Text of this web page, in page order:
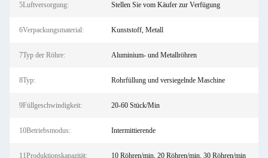
5Luftversorgung: Stellen Sie vom Käufer zur Verfügung
6Verpackungsmaterial: Kunststoff, Metall
7Typ der Röhre: Aluminium- und Metallröhren
8Typ: Rohrfüllung und versiegelnde Maschine
9Füllgeschwindigkeit: 20-60 Stück/Min
10Betriebsmodus: Intermittierende
11Produktionskapazität: 10 Röhren/min, 20 Röhren/min, 30 Röhren/min